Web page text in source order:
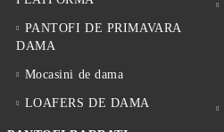
PANTOFI DE PRIMAVARA
DAMA
Mocasini de dama
LOAFERS DE DAMA